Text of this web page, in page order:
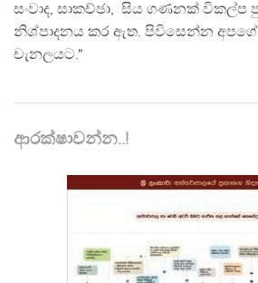
සංවාද, සාකච්ඡා, සිය ගණනක් විකල්ප
නිශ්පාදනය කර ඇත. පිවිසෙන්න අපගේ
චැනලයට."
ආරක්ෂාවන්න..!